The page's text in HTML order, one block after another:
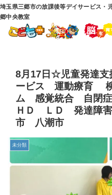
埼玉県三郷市の放課後等デイサービス
郷中央教室
8月17日☆児童発達
ービス 運動療育 柳
ム 感覚統合 自閉
ＨＤ ＬＤ 発達障
市 八潮市
未分類